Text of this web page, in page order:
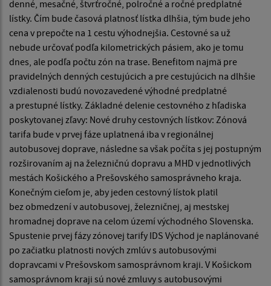
denné, mesačné, štvrťročné, polročné a ročné predplatné
lístky. Čím bude časová platnosť lístka dlhšia, tým bude jeho
cena v prepočte na 1 cestu výhodnejšia. Cestovné sa už
nebude určovať podľa kilometrických pásiem, ako je tomu
dnes, ale podľa počtu zón na trase. Benefitom najmä pre
pravidelných denných cestujúcich a pre cestujúcich na dlhšie
vzdialenosti budú novozavedené výhodné predplatné
a prestupné lístky. Základné delenie cestovného z hľadiska
poskytovanej zľavy: Nové druhy cestovných lístkov: Zónová
tarifa bude v prvej fáze uplatnená iba v regionálnej
autobusovej doprave, následne sa však počíta s jej postupným
rozširovaním aj na železničnú dopravu a MHD v jednotlivých
mestách Košického a Prešovského samosprávneho kraja.
Konečným cieľom je, aby jeden cestovný lístok platil
bez obmedzení v autobusovej, železničnej, aj mestskej
hromadnej doprave na celom území východného Slovenska.
Spustenie prvej fázy zónovej tarify IDS Východ je naplánované
po začiatku platnosti nových zmlúv s autobusovými
dopravcami v Prešovskom samosprávnom kraji. V Košickom
samosprávnom kraji sú nové zmluvy s autobusovými